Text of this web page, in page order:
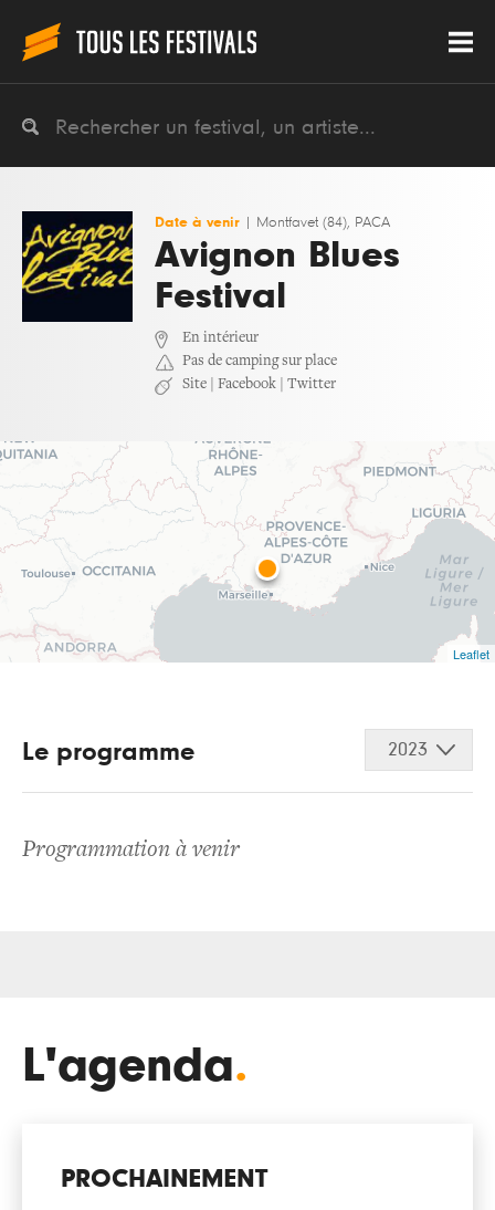
Date à venir Montfavet (84), PACA
Avignon Blues
Festival
En intérieur
Pas de camping sur place
Site
Facebook Twitter
Leaflet
Le programme 2023
Programmation à venir
L'agenda.
PROCHAINEMENT